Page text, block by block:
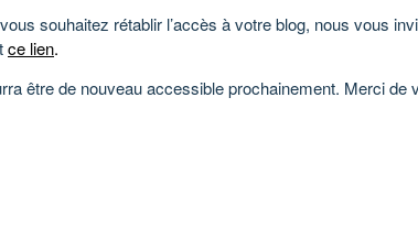
souhaitez rétablir l’accès à votre blog, nous vous
ce lien.
être de nouveau accessible prochainement. Merci de